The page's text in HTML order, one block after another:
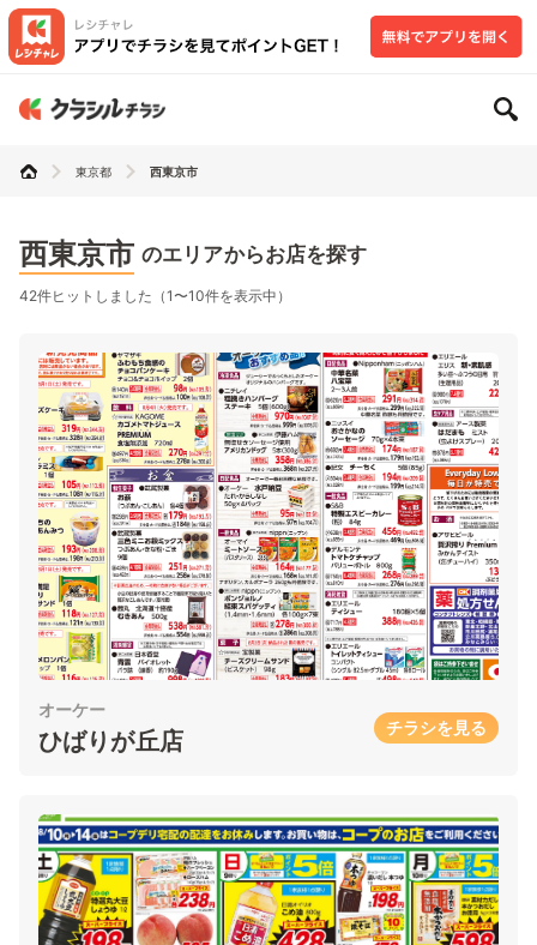
東京都 西東京市
西東京市 のエリアからお店を探す
42件ヒットしました（1〜10件を表示中）
オーケー
ひばりが丘店 チラシを見る